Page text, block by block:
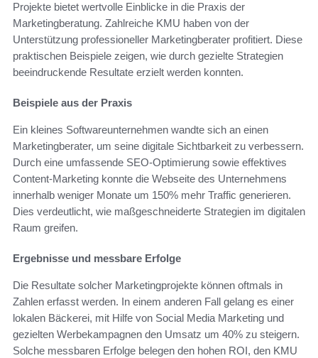
Projekte bietet wertvolle Einblicke in die Praxis der
Marketingberatung. Zahlreiche KMU haben von der
Unterstützung professioneller Marketingberater profitiert. Diese
praktischen Beispiele zeigen, wie durch gezielte Strategien
beeindruckende Resultate erzielt werden konnten.
Beispiele aus der Praxis
Ein kleines Softwareunternehmen wandte sich an einen
Marketingberater, um seine digitale Sichtbarkeit zu verbessern.
Durch eine umfassende SEO-Optimierung sowie effektives
Content-Marketing konnte die Webseite des Unternehmens
innerhalb weniger Monate um 150% mehr Traffic generieren.
Dies verdeutlicht, wie maßgeschneiderte Strategien im digitalen
Raum greifen.
Ergebnisse und messbare Erfolge
Die Resultate solcher Marketingprojekte können oftmals in
Zahlen erfasst werden. In einem anderen Fall gelang es einer
lokalen Bäckerei, mit Hilfe von Social Media Marketing und
gezielten Werbekampagnen den Umsatz um 40% zu steigern.
Solche messbaren Erfolge belegen den hohen ROI, den KMU